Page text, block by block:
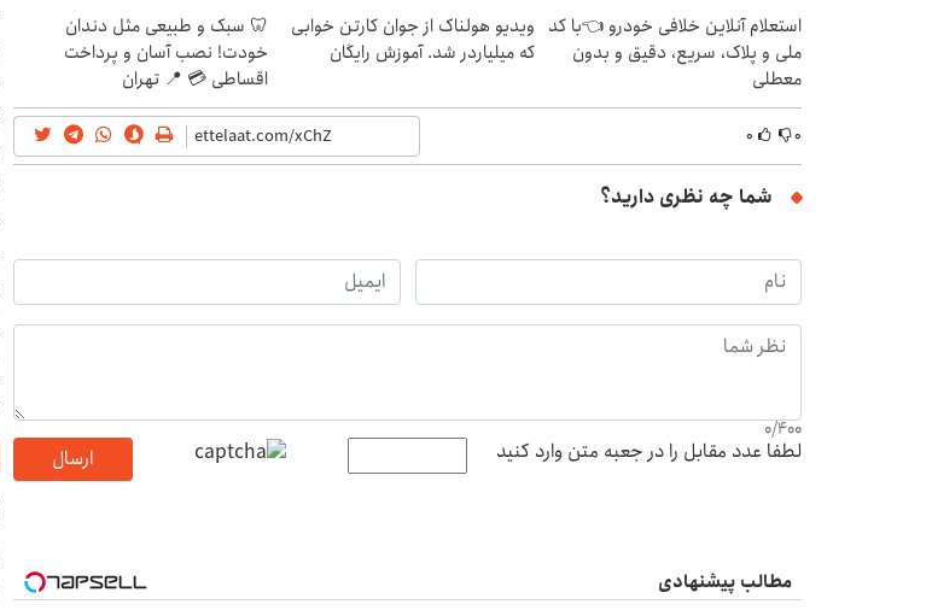
استعلام آنلاین خلافی خودرو 👈با کد
ملی و پلاک، سریع، دقیق و بدون
معطلی
ویدیو هولناک از جوان کارتن خوابی
که میلیاردر شد. آموزش رایگان
🦷 سبک و طبیعی مثل دندان
خودت! نصب آسان و پرداخت
اقساطی 💳 📍 تهران
۰ ۰
شما چه نظری دارید؟
0/400
لطفا عدد مقابل را در جعبه متن وارد کنید ارسال
مطالب پیشنهادی